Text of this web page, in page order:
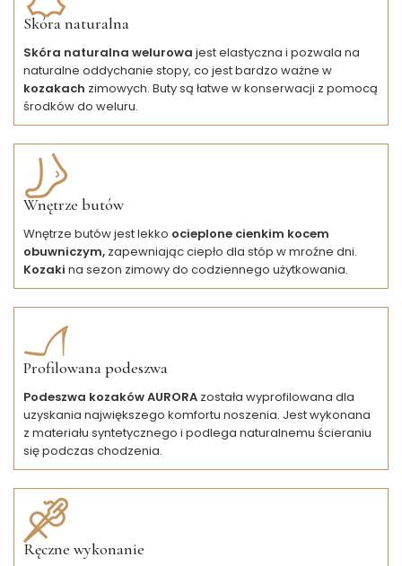
Skóra naturalna
Skóra naturalna welurowa jest elastyczna i pozwala na
naturalne oddychanie stopy, co jest bardzo ważne w
kozakach zimowych. Buty są łatwe w konserwacji z pomocą
środków do weluru.
Wnętrze butów
Wnętrze butów jest lekko ocieplone cienkim kocem
obuwniczym, zapewniając ciepło dla stóp w mroźne dni.
Kozaki na sezon zimowy do codziennego użytkowania.
Profilowana podeszwa
Podeszwa kozaków AURORA została wyprofilowana dla
uzyskania największego komfortu noszenia. Jest wykonana
z materiału syntetycznego i podlega naturalnemu ścieraniu
się podczas chodzenia.
Ręczne wykonanie